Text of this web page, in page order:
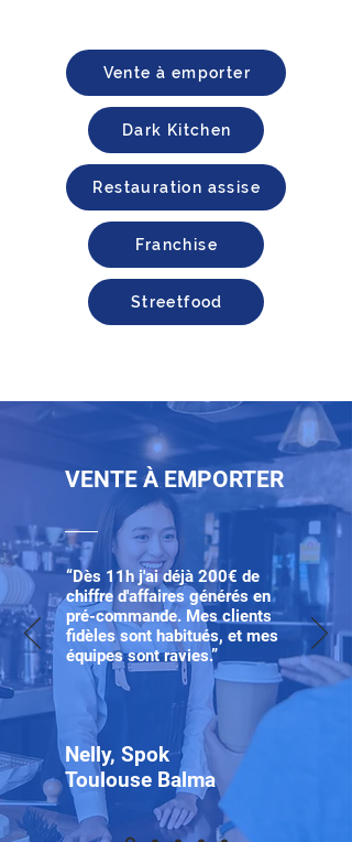
Streetfood
Franchise
Restauration assise
Dark Kitchen
Vente à emporter
VENTE À EMPORTER
“Dès 11h j'ai déjà 200€ de
chiffre d'affaires générés en
pré-commande. Mes clients
fidèles sont habitués, et mes
équipes sont ravies.”​
Nelly, Spok
Toulouse Balma